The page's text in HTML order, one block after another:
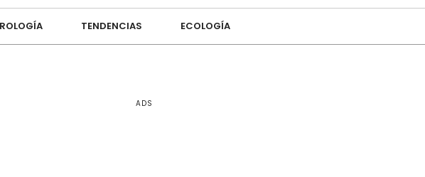
TENDENCIAS ECOLOGÍA
ADS